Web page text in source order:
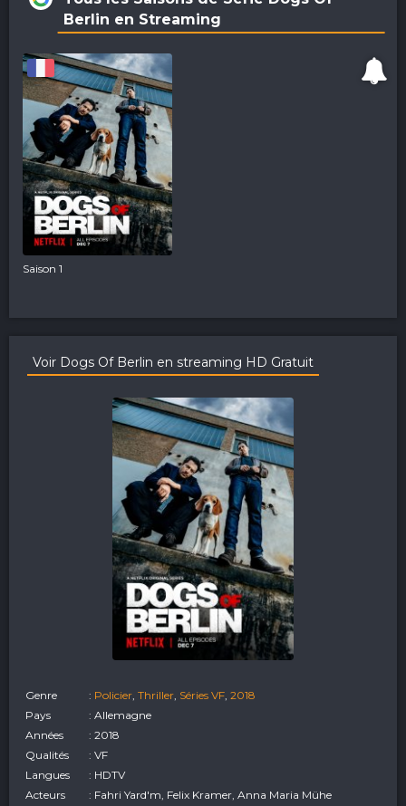
Berlin en Streaming
Saison 1
Voir Dogs Of Berlin en streaming HD Gratuit
Genre : Policier Thriller Séries VF 2018
Pays
: Allemagne
Années
: 2018
Qualités
: VF
Langues
: HDTV
Acteurs
: Fahri Yard'm, Felix Kramer, Anna Maria Mühe